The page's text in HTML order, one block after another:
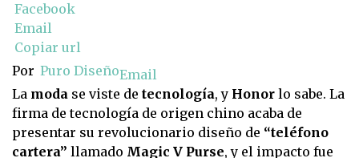
Facebook
Email
Copiar url
Por Puro DiseñoEmail
La moda se viste de tecnología, y Honor lo sabe. La
firma de tecnología de origen chino acaba de
presentar su revolucionario diseño de “teléfono
cartera” llamado Magic V Purse, y el impacto fue